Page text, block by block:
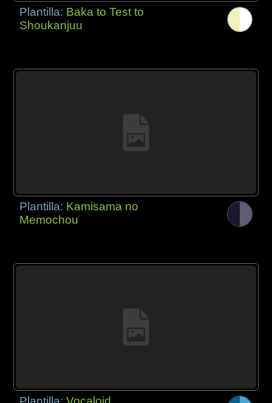
Plantilla: Baka to Test to
Shoukanjuu
Plantilla: Kamisama no
Memochou